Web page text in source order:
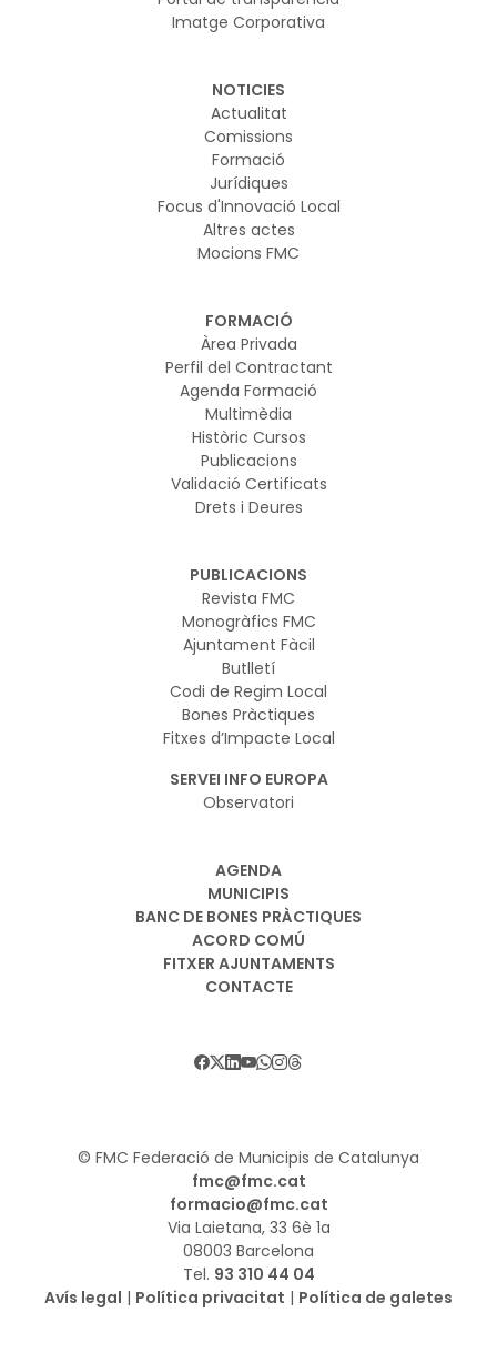
Imatge Corporativa
NOTICIES
Actualitat
Comissions
Formació
Jurídiques
Focus d'Innovació Local
Altres actes
Mocions FMC
FORMACIÓ
Àrea Privada
Perfil del Contractant
Agenda Formació
Multimèdia
Històric Cursos
Publicacions
Validació Certificats
Drets i Deures
PUBLICACIONS
Revista FMC
Monogràfics FMC
Ajuntament Fàcil
Butlletí
Codi de Regim Local
Bones Pràctiques
Fitxes d’Impacte Local
SERVEI INFO EUROPA
Observatori
AGENDA
MUNICIPIS
BANC DE BONES PRÀCTIQUES
ACORD COMÚ
FITXER AJUNTAMENTS
CONTACTE
© FMC Federació de Municipis de Catalunya
fmc@fmc.cat
formacio@fmc.cat
Via Laietana, 33 6è 1a
08003 Barcelona
Tel. 93 310 44 04
Avís legal | Política privacitat | Política de galetes